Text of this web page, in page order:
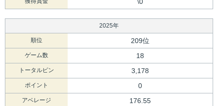
\0
2025年
順位 209位
ゲーム数 18
トータルピン 3,178
ポイント 0
アベレージ 176.55